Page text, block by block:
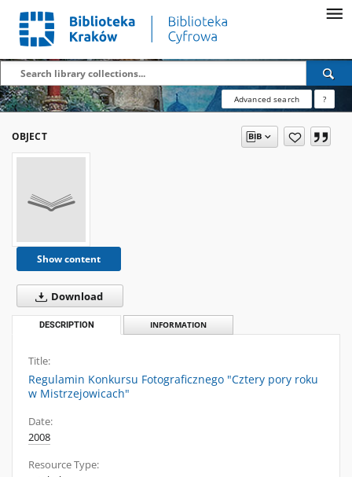
Advanced search ?
OBJECT
Show content
Download
DESCRIPTION INFORMATION
Title:
Regulamin Konkursu Fotograficznego "Cztery pory roku
w Mistrzejowicach"
Date:
2008
Resource Type: